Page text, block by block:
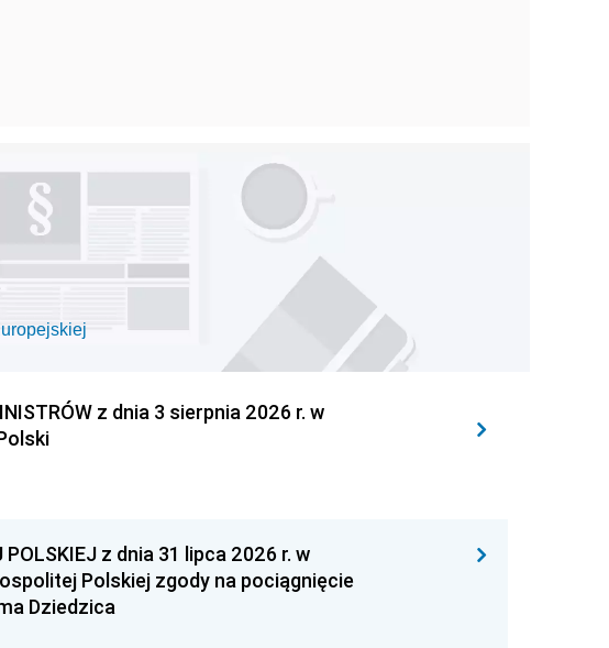
z dnia 3 sierpnia 2026 r. w
POLSKIEJ z dnia 31 lipca 2026 r. w
Polskiej zgody na pociągnięcie
Dziedzica